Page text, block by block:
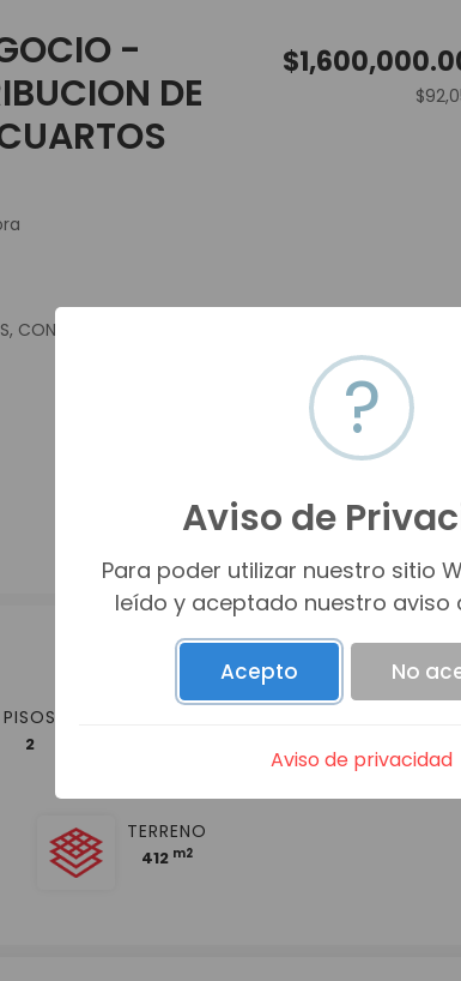
-
DE
CON OFICINA Y CUARTOS FRIOS.
PISOS
2
TERRENO
412 m2
?
Aviso de
Para poder utilizar nuestro sitio
leído y aceptado nuestro aviso
Acepto No
Aviso de privacidad